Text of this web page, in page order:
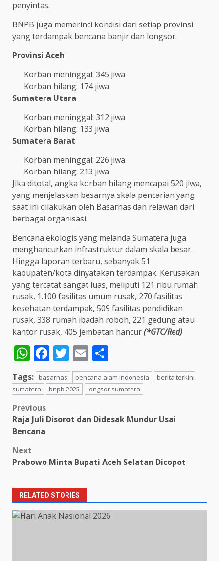
penyintas.
BNPB juga memerinci kondisi dari setiap provinsi
yang terdampak bencana banjir dan longsor.
Provinsi Aceh
Korban meninggal: 345 jiwa
Korban hilang: 174 jiwa
Sumatera Utara
Korban meninggal: 312 jiwa
Korban hilang: 133 jiwa
Sumatera Barat
Korban meninggal: 226 jiwa
Korban hilang: 213 jiwa
Jika ditotal, angka korban hilang mencapai 520 jiwa,
yang menjelaskan besarnya skala pencarian yang
saat ini dilakukan oleh Basarnas dan relawan dari
berbagai organisasi.
Bencana ekologis yang melanda Sumatera juga
menghancurkan infrastruktur dalam skala besar.
Hingga laporan terbaru, sebanyak 51
kabupaten/kota dinyatakan terdampak. Kerusakan
yang tercatat sangat luas, meliputi 121 ribu rumah
rusak, 1.100 fasilitas umum rusak, 270 fasilitas
kesehatan terdampak, 509 fasilitas pendidikan
rusak, 338 rumah ibadah roboh, 221 gedung atau
kantor rusak, 405 jembatan hancur(*GTC/Red)
WhatsApp
Facebook
Twitter
Email
Tags: basarnas bencana alam indonesia
berita terkini
sumatera
bnpb 2025 longsor sumatera
Post
navigation
Previous
Raja Juli Disorot dan Didesak Mundur Usai
Bencana
Next
Prabowo Minta Bupati Aceh Selatan Dicopot
RELATED STORIES